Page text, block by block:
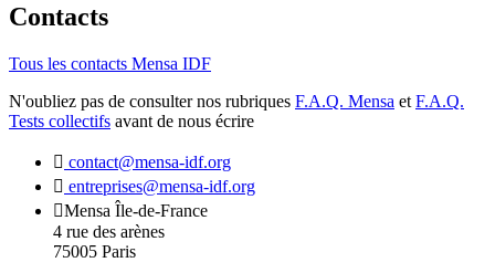
Contacts
Tous les contacts Mensa IDF
N'oubliez pas de consulter nos rubriques F.A.Q. Mensa et F.A.Q.
Tests collectifs avant de nous écrire
contact@mensa-idf.org
entreprises@mensa-idf.org
Mensa Île-de-France
4 rue des arènes
75005 Paris